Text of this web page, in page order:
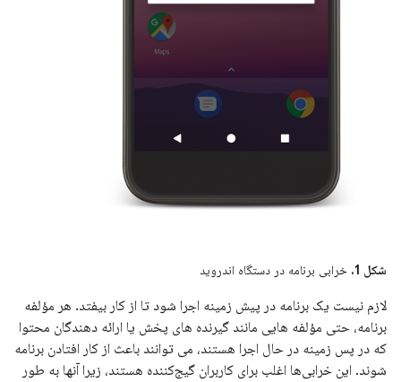
شکل 1. خرابی برنامه در دستگاه اندروید
لازم نیست یک برنامه در پیش زمینه اجرا شود تا از کار بیفتد. هر مؤلفه
برنامه، حتی مؤلفه هایی مانند گیرنده های پخش یا ارائه دهندگان محتوا
که در پس زمینه در حال اجرا هستند، می توانند باعث از کار افتادن برنامه
شوند. این خرابی‌ها اغلب برای کاربران گیج‌کننده هستند، زیرا آنها به طور